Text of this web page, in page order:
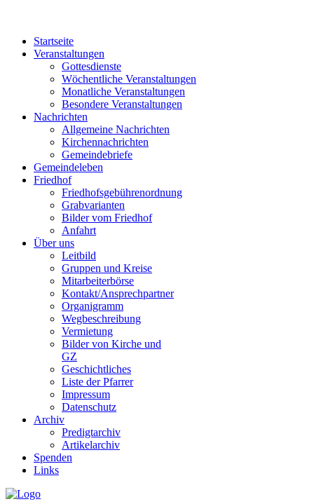
Startseite
Veranstaltungen
Gottesdienste
Wöchentliche Veranstaltungen
Monatliche Veranstaltungen
Besondere Veranstaltungen
Nachrichten
Allgemeine Nachrichten
Kirchennachrichten
Gemeindebriefe
Gemeindeleben
Friedhof
Friedhofsgebührenordnung
Grabvarianten
Bilder vom Friedhof
Anfahrt
Über uns
Leitbild
Gruppen und Kreise
Mitarbeiterbörse
Kontakt/Ansprechpartner
Organigramm
Wegbeschreibung
Vermietung
Bilder von Kirche und
GZ
Geschichtliches
Liste der Pfarrer
Impressum
Datenschutz
Archiv
Predigtarchiv
Artikelarchiv
Spenden
Links